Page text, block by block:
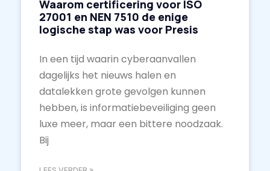
Waarom certificering voor ISO
27001 en NEN 7510 de enige
logische stap was voor Presis
In een tijd waarin cyberaanvallen
dagelijks het nieuws halen en
datalekken grote gevolgen kunnen
hebben, is informatiebeveiliging geen
luxe meer, maar een bittere noodzaak.
Bij